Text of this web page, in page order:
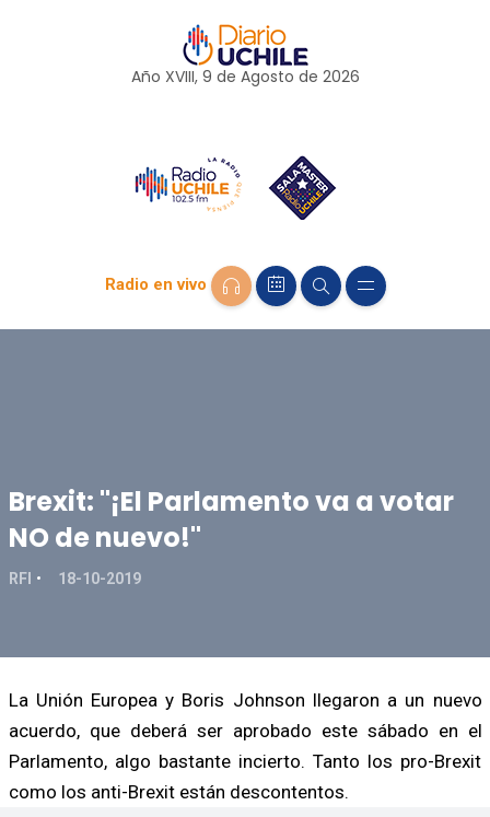
Año XVIII, 9 de Agosto de 2026
Radio en vivo
Brexit: "¡El Parlamento va a votar
NO de nuevo!"
RFI 18-10-2019
La Unión Europea y Boris Johnson llegaron a un nuevo
acuerdo, que deberá ser aprobado este sábado en el
Parlamento, algo bastante incierto. Tanto los pro-Brexit
como los anti-Brexit están descontentos.